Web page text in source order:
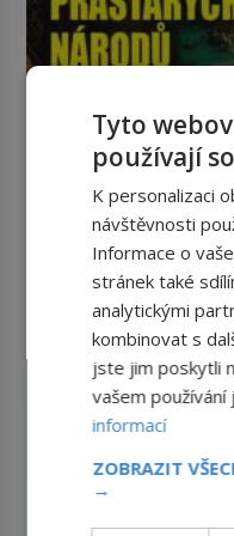
Tyto
používají
K personalizaci
návštěvnosti
Informace o
stránek také
analytickými
kombinovat s
jste jim poskytli
vašem
informací
ZOBRAZIT
→